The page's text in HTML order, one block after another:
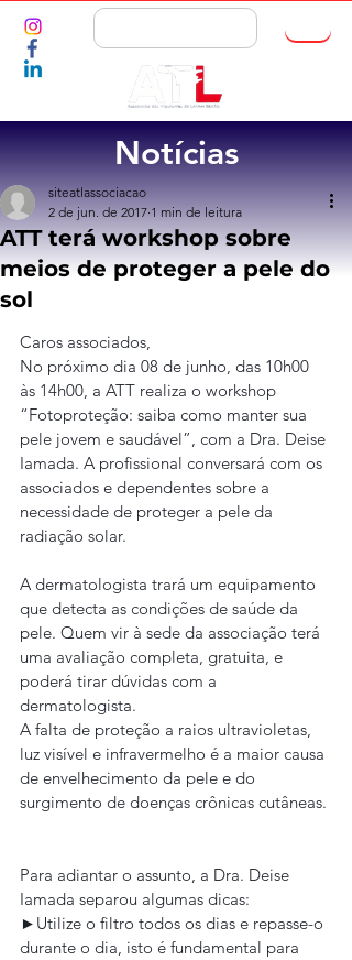
Notícias
ATT terá workshop sobre
meios de proteger a pele do
sol
siteatlassociacao
2 de jun. de 2017 1 min de leitura
Caros associados,
No próximo dia 08 de junho, das 10h00
às 14h00, a ATT realiza o workshop
“Fotoproteção: saiba como manter sua
pele jovem e saudável”, com a Dra. Deise
Iamada. A profissional conversará com os
associados e dependentes sobre a
necessidade de proteger a pele da
radiação solar.
A dermatologista trará um equipamento
que detecta as condições de saúde da
pele. Quem vir à sede da associação terá
uma avaliação completa, gratuita, e
poderá tirar dúvidas com a
dermatologista.
A falta de proteção a raios ultravioletas,
luz visível e infravermelho é a maior causa
de envelhecimento da pele e do
surgimento de doenças crônicas cutâneas.
Para adiantar o assunto, a Dra. Deise
Iamada separou algumas dicas:
►Utilize o filtro todos os dias e repasse-o
durante o dia, isto é fundamental para